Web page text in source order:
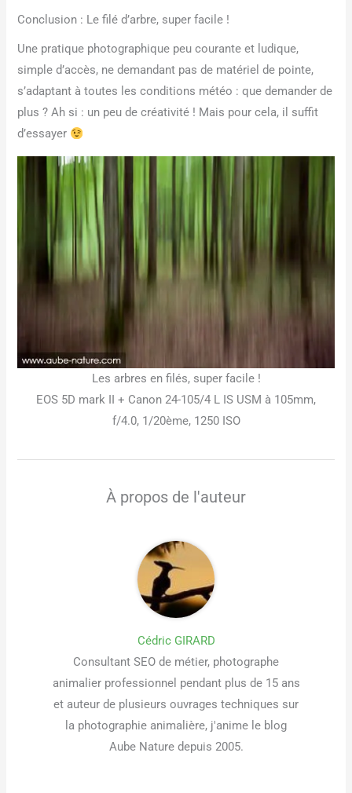
Conclusion : Le filé d’arbre, super facile !
Une pratique photographique peu courante et ludique,
simple d’accès, ne demandant pas de matériel de pointe,
s’adaptant à toutes les conditions météo : que demander de
plus ? Ah si : un peu de créativité ! Mais pour cela, il suffit
d’essayer
Les arbres en filés, super facile !
EOS 5D mark II + Canon 24-105/4 L IS USM à 105mm,
f/4.0, 1/20ème, 1250 ISO
À propos de l'auteur
Cédric GIRARD
Consultant SEO de métier, photographe
animalier professionnel pendant plus de 15 ans
et auteur de plusieurs ouvrages techniques sur
la photographie animalière, j'anime le blog
Aube Nature depuis 2005.